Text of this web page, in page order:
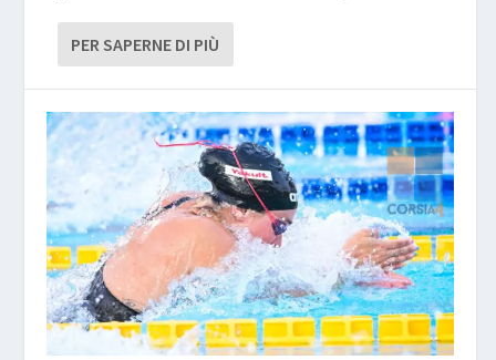
PER SAPERNE DI PIÙ